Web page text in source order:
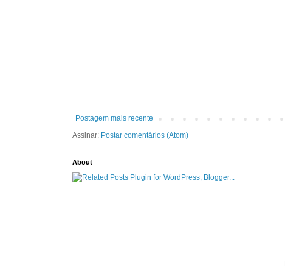
Postagem mais recente
Assinar: Postar comentários (Atom)
About